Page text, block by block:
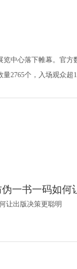
览中心落下帷幕。官
2765个，入场观众
一书一码如何
让出版决策更聪明